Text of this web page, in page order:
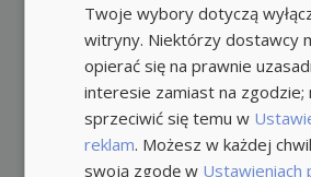
Twoje wybory dotyczą
witryny. Niektórzy dostawcy
opierać się na prawnie
interesie zamiast na zgodzie;
sprzeciwić się temu w
reklam. Możesz w każdej
swoją zgodę w Ustawieniach